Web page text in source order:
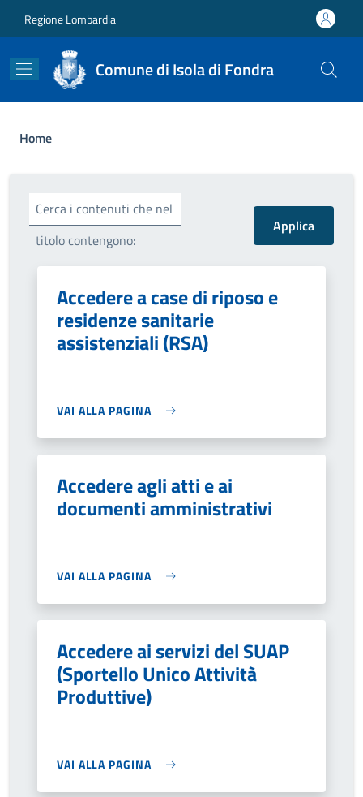
Regione Lombardia
Comune di Isola di Fondra
Briciole di pane
Home
Cerca i contenuti che nel
titolo contengono:
Accedere a case di riposo e
residenze sanitarie
assistenziali (RSA)
VAI ALLA PAGINA
Accedere agli atti e ai
documenti amministrativi
VAI ALLA PAGINA
Accedere ai servizi del SUAP
(Sportello Unico Attività
Produttive)
VAI ALLA PAGINA